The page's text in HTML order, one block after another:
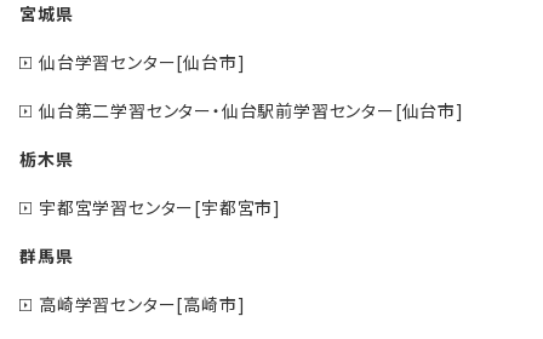
宮城県
仙台学習センター[仙台市]
仙台第二学習センター・仙台駅前学習センター[仙台市]
栃木県
宇都宮学習センター[宇都宮市]
群馬県
高崎学習センター[高崎市]